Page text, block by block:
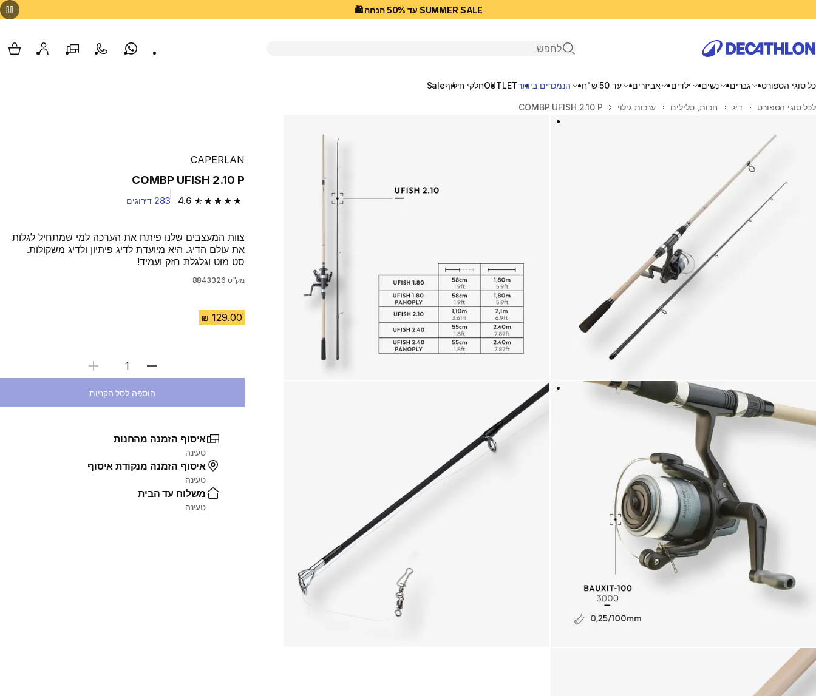
SUMMER SALE עד 50% הנחה 🛍️
פתיחת חיפוש
Whatsappצור קשרהסניפים שלנוהחשבון שלי
כל סוגי הספורט גברים נשים ילדים אביזרים עד 50 ש"ח הנמכרים ביותרOUTLETחלקי חילוףSale
בית
לכל סוגי הספורט דיג חכות, סלילים ערכות גילוי COMBP UFISH 2.10 P
CAPERLAN
COMBP UFISH 2.10 P
4.6 4.6 out of 5 stars from 283 reviews 283 דירוגים
צוות המעצבים שלנו פיתח את הערכה למי שמתחיל לגלות
את עולם הדיג. היא מיועדת לדיג פיתיון ולדיג משקולות.
סט מוט וגלגלת חזק ועמיד!
מק"ט 8843326
בחירת כמות
הוספה לסל הקניות
איסוף הזמנה מהחנות
טעינה
איסוף הזמנה מנקודת איסוף
טעינה
משלוח עד הבית
טעינה